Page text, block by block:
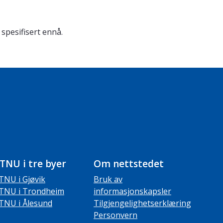
ennå.
i tre byer
i Gjøvik
i Trondheim
i Ålesund
Om nettstedet
Bruk av
informasjonskapsler
Tilgjengelighetserklæring
Personvern